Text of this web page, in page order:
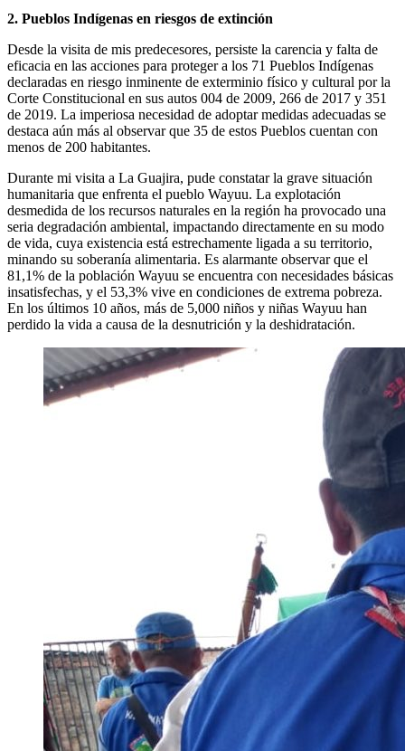
2. Pueblos Indígenas en riesgos de extinción
Desde la visita de mis predecesores, persiste la carencia y falta de
eficacia en las acciones para proteger a los 71 Pueblos Indígenas
declaradas en riesgo inminente de exterminio físico y cultural por la
Corte Constitucional en sus autos 004 de 2009, 266 de 2017 y 351
de 2019. La imperiosa necesidad de adoptar medidas adecuadas se
destaca aún más al observar que 35 de estos Pueblos cuentan con
menos de 200 habitantes.
Durante mi visita a La Guajira, pude constatar la grave situación
humanitaria que enfrenta el pueblo Wayuu. La explotación
desmedida de los recursos naturales en la región ha provocado una
seria degradación ambiental, impactando directamente en su modo
de vida, cuya existencia está estrechamente ligada a su territorio,
minando su soberanía alimentaria. Es alarmante observar que el
81,1% de la población Wayuu se encuentra con necesidades básicas
insatisfechas, y el 53,3% vive en condiciones de extrema pobreza.
En los últimos 10 años, más de 5,000 niños y niñas Wayuu han
perdido la vida a causa de la desnutrición y la deshidratación.